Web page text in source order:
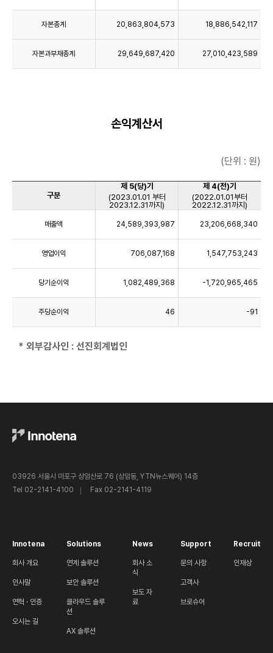
자본총계 20,863,804,573 18,886,542,117
자본과부채총계 29,649,687,420 27,010,423,589
손익계산서
(단위 : 원)
구분
제 5(당)기
(2023.01.01 부터
2023.12.31까지)
제 4(전)기
(2022.01.01부터
2022.12.31까지)
매출액 24,589,393,987 23,206,668,340
영업이익 706,087,168 1,547,753,243
당기순이익 1,082,489,368 -1,720,965,465
주당순이익 46 -91
* 외부감사인 : 선진회계법인
03926 서울시 마포구 상암산로 76 (상암동, YTN뉴스퀘어) 14층
Tel 02-2141-4100
Fax 02-2141-4119
Innotena
회사 개요
인사말
연혁 · 인증
오시는 길
Solutions
연계 솔루션
보안 솔루션
클라우드 솔루
션
AX 솔루션
News
회사 소
식
보도 자
료
Support
문의 사항
고객사
브로슈어
Recruit
인재상